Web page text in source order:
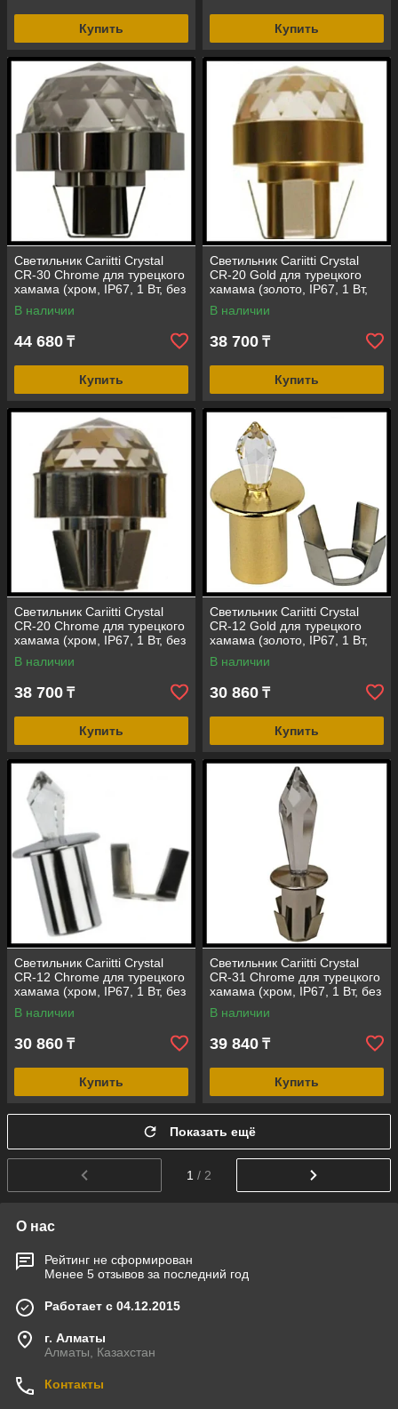
Купить Купить
Светильник Cariitti Crystal
CR-30 Chrome для турецкого
хамама (хром, IP67, 1 Вт, без
источника света)
В наличии
44 680 ₸
Купить
Светильник Cariitti Crystal
CR-20 Gold для турецкого
хамама (золото, IP67, 1 Вт,
без источника света)
В наличии
38 700 ₸
Купить
Светильник Cariitti Crystal
CR-20 Chrome для турецкого
хамама (хром, IP67, 1 Вт, без
источника света)
В наличии
38 700 ₸
Купить
Светильник Cariitti Crystal
CR-12 Gold для турецкого
хамама (золото, IP67, 1 Вт,
без источника света)
В наличии
30 860 ₸
Купить
Светильник Cariitti Crystal
CR-12 Chrome для турецкого
хамама (хром, IP67, 1 Вт, без
источника света)
В наличии
30 860 ₸
Купить
Светильник Cariitti Crystal
CR-31 Chrome для турецкого
хамама (хром, IP67, 1 Вт, без
источника света)
В наличии
39 840 ₸
Купить
Показать ещё
1 / 2
О нас
Рейтинг не сформирован
Менее 5 отзывов за последний год
Работает с 04.12.2015
г. Алматы
Алматы, Казахстан
Контакты